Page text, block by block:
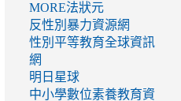
MORE法狀元
反性別暴力資源網
性別平等教育全球資訊
網
明日星球
中小學數位素養教育資